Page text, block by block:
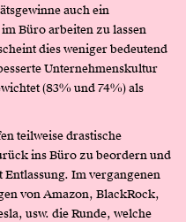
auch ein
Büro arbeiten zu lassen
dies weniger bedeutend
Unternehmenskultur
(83% und 74%) als
teilweise drastische
ins Büro zu beordern und
Im vergangenen
von Amazon, BlackRock,
usw. die Runde, welche